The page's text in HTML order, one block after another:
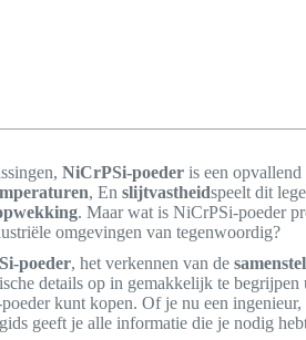
NiCrPSi-poeder is een
, Enslijtvastheidspeelt dit
. Maar wat is NiCrPSi-poeder
omgevingen van tegenwoordig?
poeder, het verkennen van de
details op in gemakkelijk te
kunt kopen. Of je nu een ingenieur,
geeft je alle informatie die je nodig